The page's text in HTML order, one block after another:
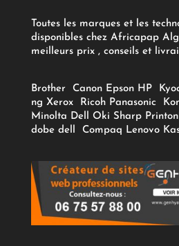
Toutes les marques et les
disponibles chez Africapap
meilleurs prix , conseils et
Brother Canon Epson HP
ng Xerox Ricoh Panasonic
Minolta Dell Oki Sharp
dobe dell Compaq Lenovo